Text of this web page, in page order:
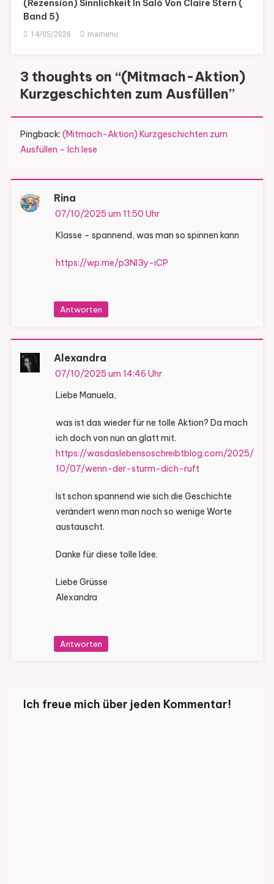
(Rezension) Sinnlichkeit In Salò Von Claire Stern (
Band 5)
14/05/2026 mamenu
3 thoughts on “(Mitmach-Aktion)
Kurzgeschichten zum Ausfüllen”
Pingback: (Mitmach-Aktion) Kurzgeschichten zum
Ausfüllen – Ich lese
Rina
07/10/2025 um 11:50 Uhr
Klasse – spannend, was man so spinnen kann
https://wp.me/p3Nl3y-iCP
Antworten
Alexandra
07/10/2025 um 14:46 Uhr
Liebe Manuela,
was ist das wieder für ne tolle Aktion? Da mach
ich doch von nun an glatt mit.
https://wasdaslebensoschreibtblog.com/2025/
10/07/wenn-der-sturm-dich-ruft
Ist schon spannend wie sich die Geschichte
verändert wenn man noch so wenige Worte
austauscht.
Danke für diese tolle Idee.
Liebe Grüsse
Alexandra
Antworten
Ich freue mich über jeden Kommentar!